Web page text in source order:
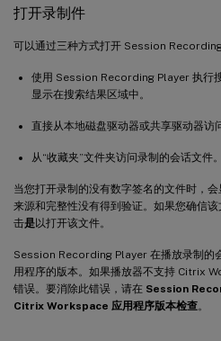
打开录制件
可以通过三种方式打开 Session
使用 Session Recording Player 执行
显示在搜索结果区域中。
直接从本地磁盘驱动器或共享驱动器访
从“收藏夹”文件夹访问录制的会话文件。
当您打开录制的没有数字签名的文件时，
来源和完整性没有得到验证。如果您确信
击是以打开该文件。
Session Recording Player 在播放录制的
用程序的版本。如果播放器不支持 Citrix
错误。要消除此错误，请在 Session
Citrix Workspace 应用程序版本检查。